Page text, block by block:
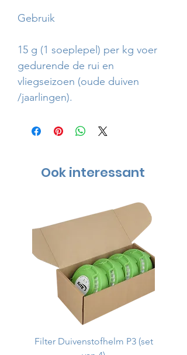
Gebruik
15 g (1 soeplepel) per kg voer
gedurende de rui en
vliegseizoen (oude duiven
/jaarlingen).
Ook interessant
Filter Duivenstofhelm P3 (set